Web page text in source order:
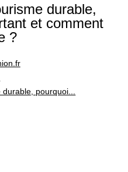
durable,
et comment
?
pourquoi...